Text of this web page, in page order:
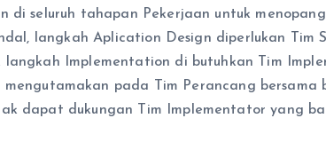
di seluruh tahapan Pekerjaan untuk
langkah Aplication Design diperlukan Tim
Implementation di butuhkan Tim
pada Tim Perancang bersama
dapat dukungan Tim Implementator yang